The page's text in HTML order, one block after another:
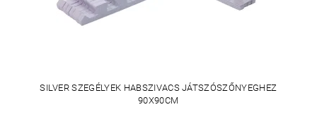
SILVER SZEGÉLYEK HABSZIVACS JÁTSZÓSZŐNYEGHEZ
90X90CM